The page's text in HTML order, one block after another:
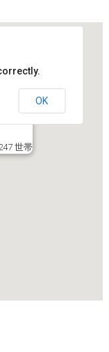
世帯
OK